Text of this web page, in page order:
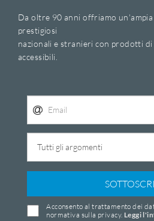
Da oltre 90 anni offriamo un'ampia
prestigiosi
nazionali e stranieri con prodotti di
accessibili.
Acconsento al trattamento dei
normativa sulla privacy. Leggi